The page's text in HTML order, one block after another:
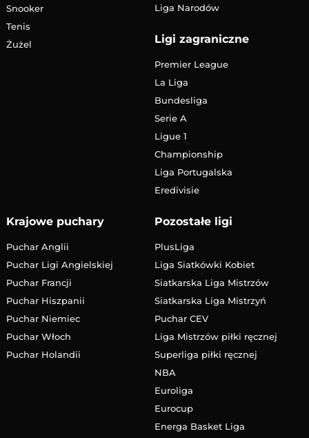
Snooker
Tenis
Żużel
Liga Narodów
Ligi zagraniczne
Premier League
La Liga
Bundesliga
Serie A
Ligue 1
Championship
Liga Portugalska
Eredivisie
Krajowe puchary
Puchar Anglii
Puchar Ligi Angielskiej
Puchar Francji
Puchar Hiszpanii
Puchar Niemiec
Puchar Włoch
Puchar Holandii
Pozostałe ligi
PlusLiga
Liga Siatkówki Kobiet
Siatkarska Liga Mistrzów
Siatkarska Liga Mistrzyń
Puchar CEV
Liga Mistrzów piłki ręcznej
Superliga piłki ręcznej
NBA
Euroliga
Eurocup
Energa Basket Liga